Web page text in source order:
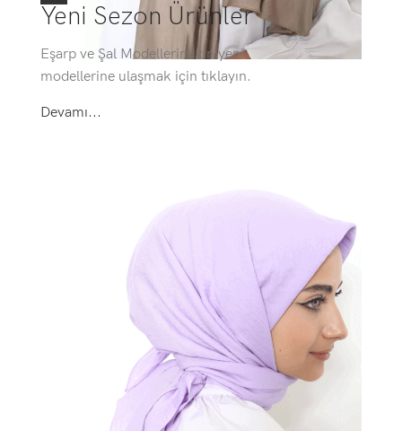
Yeni Sezon Ürünler
Eşarp ve Şal Modellerimizin yeni
modellerine ulaşmak için tıklayın.
Devamı...